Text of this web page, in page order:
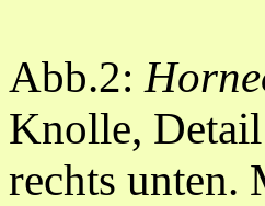
Abb.2:
Knolle,
rechts unten.